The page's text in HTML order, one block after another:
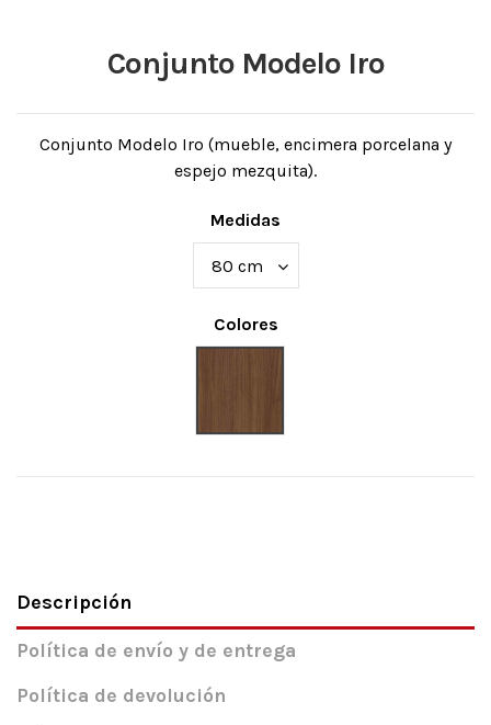
Conjunto Modelo Iro
Conjunto Modelo Iro (mueble, encimera porcelana y
espejo mezquita).
Medidas
Colores
Descripción
Política de envío y de entrega
Política de devolución